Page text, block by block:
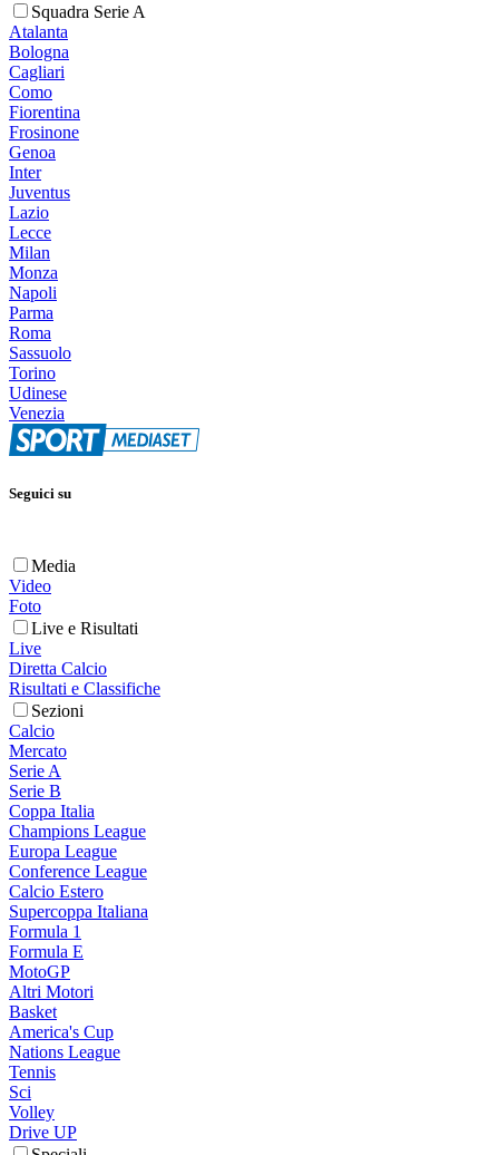
Squadra Serie A
Atalanta
Bologna
Cagliari
Como
Fiorentina
Frosinone
Genoa
Inter
Juventus
Lazio
Lecce
Milan
Monza
Napoli
Parma
Roma
Sassuolo
Torino
Udinese
Venezia
Seguici su
Media
Video
Foto
Live e Risultati
Live
Diretta Calcio
Risultati e Classifiche
Sezioni
Calcio
Mercato
Serie A
Serie B
Coppa Italia
Champions League
Europa League
Conference League
Calcio Estero
Supercoppa Italiana
Formula 1
Formula E
MotoGP
Altri Motori
Basket
America's Cup
Nations League
Tennis
Sci
Volley
Drive UP